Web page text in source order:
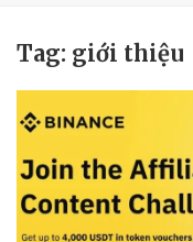
Tag: giới thiệu